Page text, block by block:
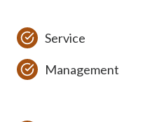
Service
Management